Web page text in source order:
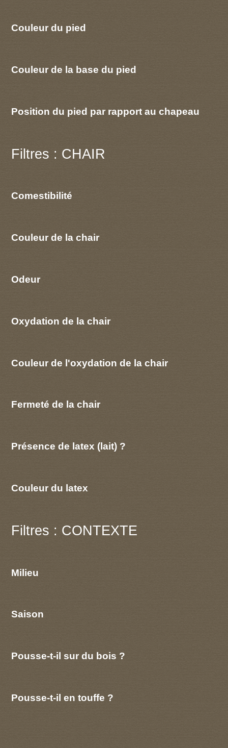
Couleur du pied
Couleur de la base du pied
Position du pied par rapport au chapeau
Filtres : CHAIR
Comestibilité
Couleur de la chair
Odeur
Oxydation de la chair
Couleur de l'oxydation de la chair
Fermeté de la chair
Présence de latex (lait) ?
Couleur du latex
Filtres : CONTEXTE
Milieu
Saison
Pousse-t-il sur du bois ?
Pousse-t-il en touffe ?